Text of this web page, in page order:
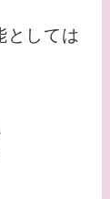
としては